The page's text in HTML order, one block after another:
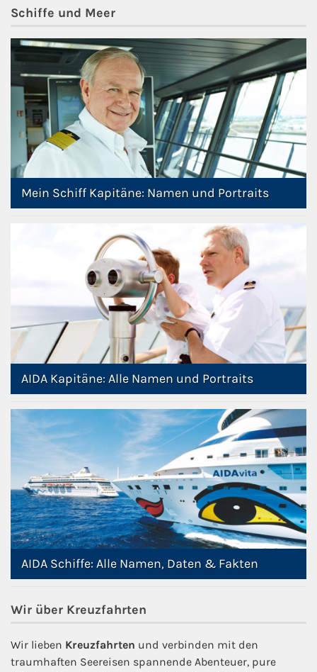
Schiffe und Meer
Mein Schiff Kapitäne: Namen und Portraits
AIDA Kapitäne: Alle Namen und Portraits
AIDA Schiffe: Alle Namen, Daten & Fakten
Wir über Kreuzfahrten
Wir lieben Kreuzfahrten und verbinden mit den
traumhaften Seereisen spannende Abenteuer, pure